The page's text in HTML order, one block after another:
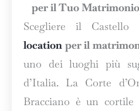
per il Tuo Matrimonio
Scegliere il Castello
location per il
uno dei luoghi più
d’Italia. La Corte
Bracciano è un cortile